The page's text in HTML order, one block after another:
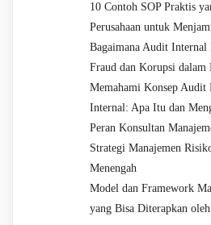
10 Contoh SOP Praktis
Perusahaan untuk
Bagaimana Audit Internal
Fraud dan Korupsi dalam
Memahami Konsep
Internal: Apa Itu dan
Peran Konsultan
Strategi Manajemen
Menengah
Model dan Framework
yang Bisa Diterapkan oleh